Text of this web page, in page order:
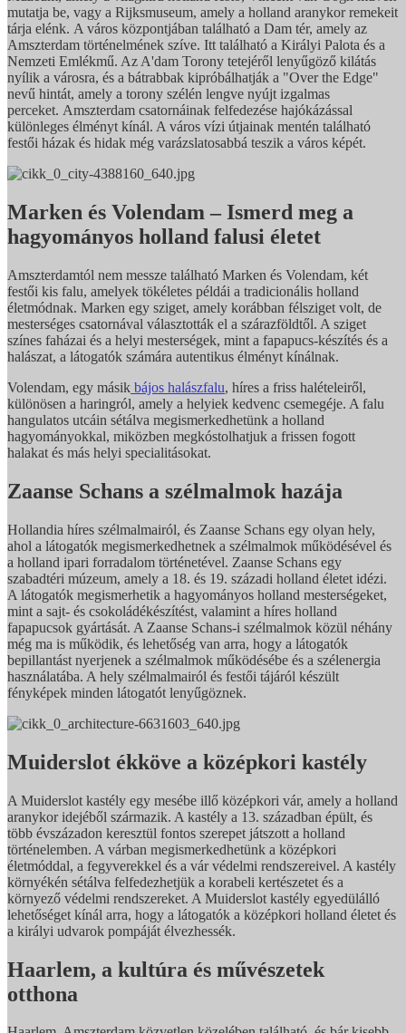
mutatja be, vagy a Rijksmuseum, amely a holland aranykor remekeit
tárja elénk. A város központjában található a Dam tér, amely az
Amszterdam történelmének szíve. Itt található a Királyi Palota és a
Nemzeti Emlékmű. Az A'dam Torony tetejéről lenyűgöző kilátás
nyílik a városra, és a bátrabbak kipróbálhatják a "Over the Edge"
nevű hintát, amely a torony szélén lengve nyújt izgalmas
perceket. Amszterdam csatornáinak felfedezése hajókázással
különleges élményt kínál. A város vízi útjainak mentén található
festői házak és hidak még varázslatosabbá teszik a város képét.
Marken és Volendam – Ismerd meg a
hagyományos holland falusi életet
Amszterdamtól nem messze található Marken és Volendam, két
festői kis falu, amelyek tökéletes példái a tradicionális holland
életmódnak. Marken egy sziget, amely korábban félsziget volt, de
mesterséges csatornával választották el a szárazföldtől. A sziget
színes faházai és a helyi mesterségek, mint a fapapucs-készítés és a
halászat, a látogatók számára autentikus élményt kínálnak.
Volendam, egy másik bájos halászfalu, híres a friss halételeiről,
különösen a haringról, amely a helyiek kedvenc csemegéje. A falu
hangulatos utcáin sétálva megismerkedhetünk a holland
hagyományokkal, miközben megkóstolhatjuk a frissen fogott
halakat és más helyi specialitásokat.
Zaanse Schans a szélmalmok hazája
Hollandia híres szélmalmairól, és Zaanse Schans egy olyan hely,
ahol a látogatók megismerkedhetnek a szélmalmok működésével és
a holland ipari forradalom történetével. Zaanse Schans egy
szabadtéri múzeum, amely a 18. és 19. századi holland életet idézi.
A látogatók megismerhetik a hagyományos holland mesterségeket,
mint a sajt- és csokoládékészítést, valamint a híres holland
fapapucsok gyártását. A Zaanse Schans-i szélmalmok közül néhány
még ma is működik, és lehetőség van arra, hogy a látogatók
bepillantást nyerjenek a szélmalmok működésébe és a szélenergia
használatába. A hely szélmalmairól és festői tájáról készült
fényképek minden látogatót lenyűgöznek.
Muiderslot ékköve a középkori kastély
A Muiderslot kastély egy mesébe illő középkori vár, amely a holland
aranykor idejéből származik. A kastély a 13. században épült, és
több évszázadon keresztül fontos szerepet játszott a holland
történelemben. A várban megismerkedhetünk a középkori
életmóddal, a fegyverekkel és a vár védelmi rendszereivel. A kastély
környékén sétálva felfedezhetjük a korabeli kertészetet és a
környező védelmi rendszereket. A Muiderslot kastély egyedülálló
lehetőséget kínál arra, hogy a látogatók a középkori holland életet és
a királyi udvarok pompáját élvezhessék.
Haarlem, a kultúra és művészetek
otthona